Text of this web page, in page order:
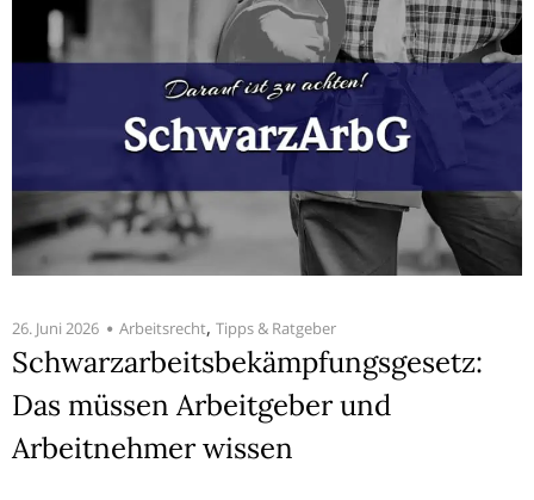
26. Juni 2026 Arbeitsrecht, Tipps & Ratgeber
Schwarzarbeitsbekämpfungsgesetz:
Das müssen Arbeitgeber und
Arbeitnehmer wissen